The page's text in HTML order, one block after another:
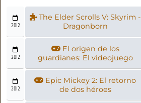
2012
The Elder Scrolls V: Skyrim -
Dragonborn
2012
El origen de los
guardianes: El videojuego
2012
Epic Mickey 2: El retorno
de dos héroes